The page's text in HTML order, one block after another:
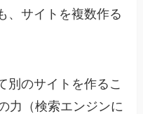
、サイトを複数作る
別のサイトを作るこ
力（検索エンジンに